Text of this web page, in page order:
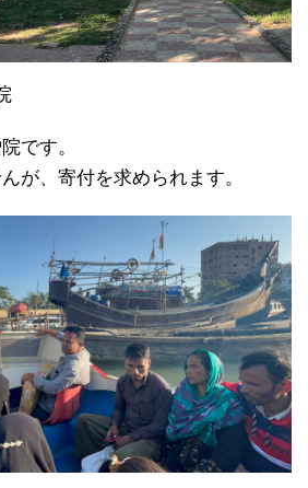
です。
が、寄付を求められます。